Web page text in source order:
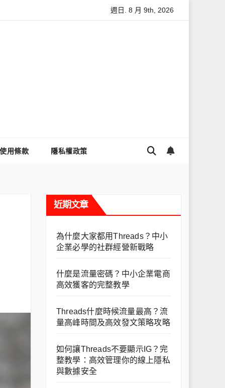
讓Threads流量變多？高效提升流量的完整教學
週日. 8 月 9th, 2026
使用條款 隱私權政策
近期文章
為什麼大家都用Threads？中小
企業必學的社群經營新戰略
什麼是流量密碼？中小企業電商
高效獲客的完整教學
Threads什麼時候流量最高？流
量高峰時間及高效發文策略攻略
如何讓Threads不要顯示IG？完
整教學：高效管理你的線上隱私
與數據安全